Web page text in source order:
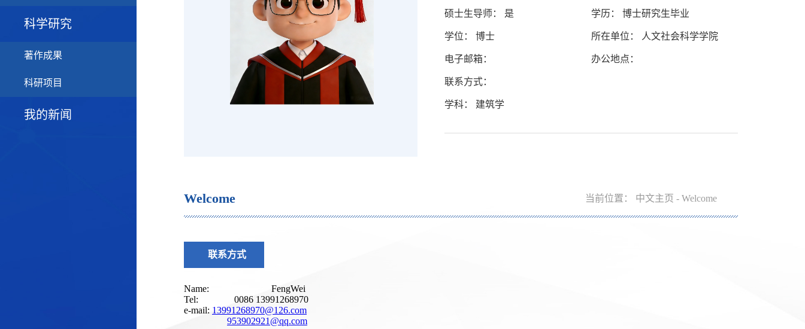
科学研究
著作成果
科研项目
我的新闻
硕士生导师： 是 学历： 博士研究生毕业
学位： 博士 所在单位： 人文社会科学学院
电子邮箱： 办公地点：
联系方式：
学科： 建筑学
Welcome 当前位置： 中文主页 -Welcome
联系方式